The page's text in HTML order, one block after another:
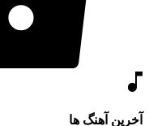
آخرین آهنگ ها